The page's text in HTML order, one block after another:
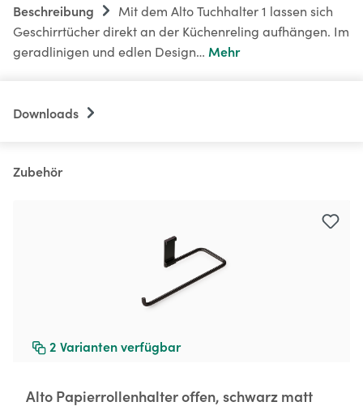
Beschreibung
Mit dem Alto Tuchhalter 1 lassen sich
Geschirrtücher direkt an der Küchenreling aufhängen. Im
geradlinigen und edlen Design… Mehr
Downloads
Zubehör
2 Varianten verfügbar
Alto Papierrollenhalter offen, schwarz matt